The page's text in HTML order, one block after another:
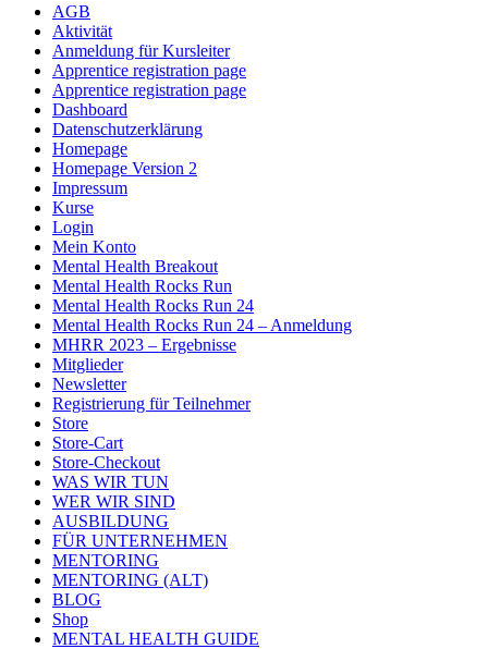
AGB
Aktivität
Anmeldung für Kursleiter
Apprentice registration page
Apprentice registration page
Dashboard
Datenschutzerklärung
Homepage
Homepage Version 2
Impressum
Kurse
Login
Mein Konto
Mental Health Breakout
Mental Health Rocks Run
Mental Health Rocks Run 24
Mental Health Rocks Run 24 – Anmeldung
MHRR 2023 – Ergebnisse
Mitglieder
Newsletter
Registrierung für Teilnehmer
Store
Store-Cart
Store-Checkout
WAS WIR TUN
WER WIR SIND
AUSBILDUNG
FÜR UNTERNEHMEN
MENTORING
MENTORING (ALT)
BLOG
Shop
MENTAL HEALTH GUIDE